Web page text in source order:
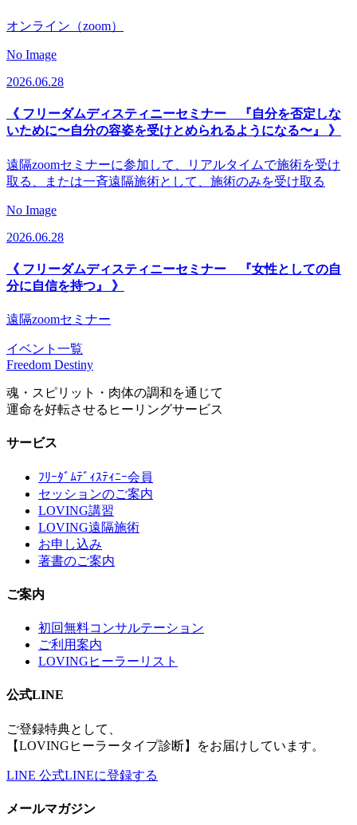
オンライン（zoom）
No Image
2026.06.28
《 フリーダムディスティニーセミナー 『自分を否定しな
いために〜自分の容姿を受けとめられるようになる〜』 》
遠隔zoomセミナーに参加して、リアルタイムで施術を受け
取る、または一斉遠隔施術として、施術のみを受け取る
No Image
2026.06.28
《 フリーダムディスティニーセミナー 『女性としての自
分に自信を持つ』 》
遠隔zoomセミナー
イベント一覧
Freedom Destiny
魂・スピリット・肉体の調和を通じて
運命を好転させるヒーリングサービス
サービス
ﾌﾘｰﾀﾞﾑﾃﾞｨｽﾃｨﾆｰ会員
セッションのご案内
LOVING講習
LOVING遠隔施術
お申し込み
著書のご案内
ご案内
初回無料コンサルテーション
ご利用案内
LOVINGヒーラーリスト
公式LINE
ご登録特典として、
【LOVINGヒーラータイプ診断】をお届けしています。
LINE 公式LINEに登録する
メールマガジン